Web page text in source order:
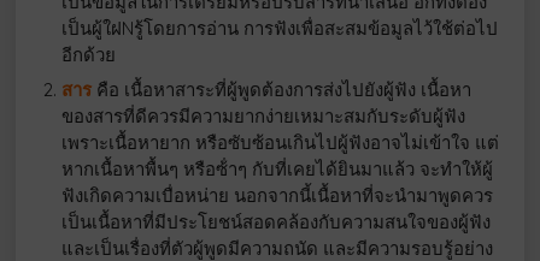
เป็นผู้ใฝNรู้โดยการอ่าน การฟังเพื่อสะสมข้อมูลไว้ใช้ต่อไป
อีกด้วย
สาร คือ เนื้อหาสาระที่ผู้พูดต้องการส่งไปยังผู้ฟัง เนื้อหา
ของสารที่ดีควรมีความยากง่ายเหมาะสมกับระดับผู้ฟัง
เพราะเนื้อหายาก หรือซับซ้อนเกินไปผู้ฟังอาจไม่เข้าใจ แต่
หากเนื้อหาพื้นๆ หรือซ้ําๆ กับที่เคยได้ยินมาแล้ว จะทําให้ผู้
ฟังเกิดความเบื่อหน่าย นอกจากนี้เนื้อหาที่จะนํามาพูดควร
เป็นเนื้อหาที่มีประโยชน์สอดคล้องกับความสนใจของผู้ฟัง
และเป็นเรื่องที่ตัวผู้พูดมีความถนัด และมีความรอบรู้อย่าง